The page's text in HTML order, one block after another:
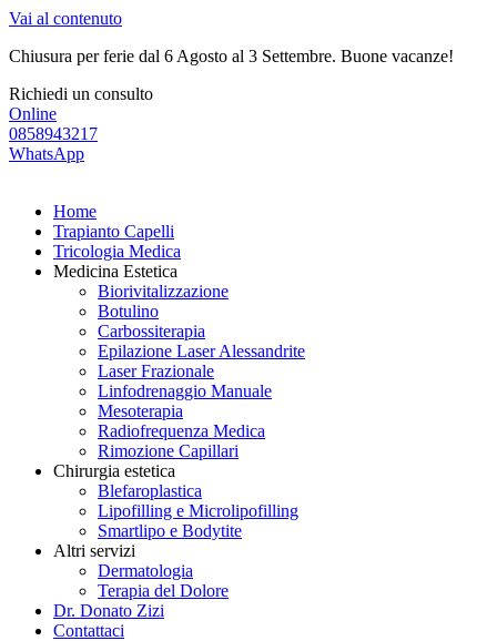
Vai al contenuto
Chiusura per ferie dal 6 Agosto al 3 Settembre. Buone vacanze!
Richiedi un consulto
Online
0858943217
WhatsApp
Home
Trapianto Capelli
Tricologia Medica
Medicina Estetica
Biorivitalizzazione
Botulino
Carbossiterapia
Epilazione Laser Alessandrite
Laser Frazionale
Linfodrenaggio Manuale
Mesoterapia
Radiofrequenza Medica
Rimozione Capillari
Chirurgia estetica
Blefaroplastica
Lipofilling e Microlipofilling
Smartlipo e Bodytite
Altri servizi
Dermatologia
Terapia del Dolore
Dr. Donato Zizi
Contattaci